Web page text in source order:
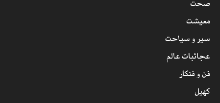
صحت
معیشت
سیر و سیاحت
عجائبات عالم
فن و فنکار
کھیل